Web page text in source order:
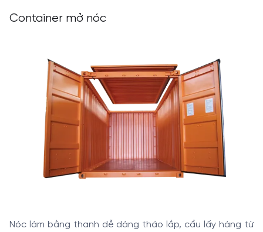
Container mở nóc
Nóc làm bằng thanh dễ dàng tháo lắp, cẩu lấy hàng từ